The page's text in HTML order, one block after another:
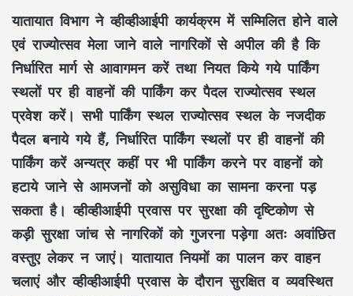
यातायात विभाग ने व्हीव्हीआईपी कार्यक्रम में सम्मिलित होने वाले
एवं राज्योत्सव मेला जाने वाले नागरिकों से अपील की है कि
निर्धारित मार्ग से आवागमन करें तथा नियत किये गये पार्किंग
स्थलों पर ही वाहनों की पार्किंग कर पैदल राज्योत्सव स्थल
प्रवेश करें। सभी पार्किंग स्थल राज्योत्सव स्थल के नजदीक
पैदल बनाये गये हैं, निर्धारित पार्किंग स्थलों पर ही वाहनों की
पार्किंग करें अन्यत्र कहीं पर भी पार्किंग करने पर वाहनों को
हटाये जाने से आमजनों को असुविधा का सामना करना पड़
सकता है। व्हीव्हीआईपी प्रवास पर सुरक्षा की दृष्टिकोण से
कड़ी सुरक्षा जांच से नागरिकों को गुजरना पड़ेगा अतः अवांछित
वस्तुए लेकर न जाएं। यातायात नियमों का पालन कर वाहन
चलाएं और व्हीव्हीआईपी प्रवास के दौरान सुरक्षित व व्यवस्थित